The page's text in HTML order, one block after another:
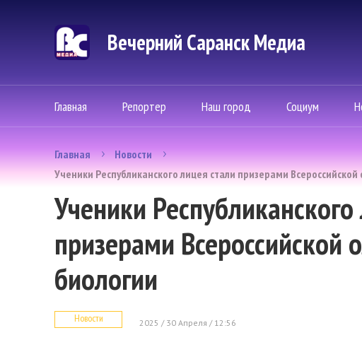
Вечерний Саранск Mедиа
Главная Репортер Наш город Социум
Главная
Новости
Ученики Республиканского лицея стали призерами
Ученики
призерами
биологии
Новости 2025 / 30 Апреля / 12:56